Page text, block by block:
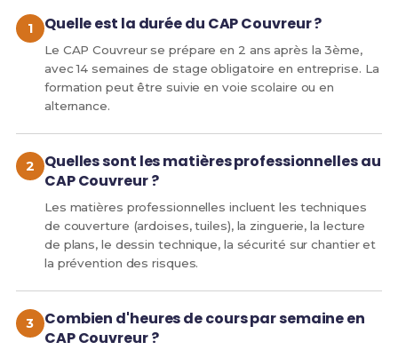
Quelle est la durée du CAP Couvreur ?
Le CAP Couvreur se prépare en 2 ans après la 3ème,
avec 14 semaines de stage obligatoire en entreprise. La
formation peut être suivie en voie scolaire ou en
alternance.
Quelles sont les matières professionnelles au
CAP Couvreur ?
Les matières professionnelles incluent les techniques
de couverture (ardoises, tuiles), la zinguerie, la lecture
de plans, le dessin technique, la sécurité sur chantier et
la prévention des risques.
Combien d'heures de cours par semaine en
CAP Couvreur ?